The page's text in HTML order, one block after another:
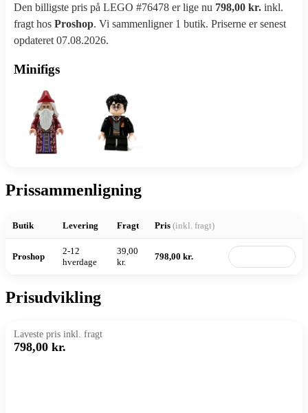
Den billigste pris på LEGO #76478 er lige nu 798,00 kr. inkl.
fragt hos Proshop. Vi sammenligner 1 butik. Priserne er senest
opdateret 07.08.2026.
Minifigs
Prissammenligning
Butik Levering Fragt Pris (inkl. fragt)
Proshop
2-12
hverdage
39,00
kr.
798,00 kr.
Prisudvikling
Laveste pris inkl. fragt
798,00 kr.